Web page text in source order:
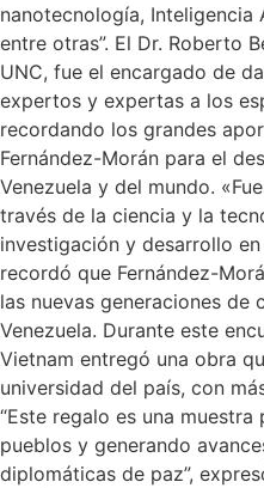
nanotecnología,
entre otras”. El Dr. Roberto
UNC, fue el encargado de
expertos y expertas a los
recordando los grandes
Fernández-Morán para el
Venezuela y del mundo.
través de la ciencia y la
investigación y desarrollo
recordó que Fernández-
las nuevas generaciones
Venezuela. Durante este
Vietnam entregó una obra
universidad del país, con
“Este regalo es una
pueblos y generando
diplomáticas de paz”,